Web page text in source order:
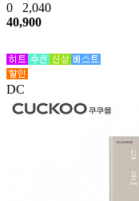
0 2,040
40,900
DC